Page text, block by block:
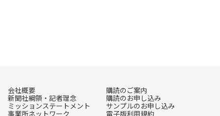
会社概要
新聞社綱領・記者理念
ミッションステートメント
事業所ネットワーク
購読のご案内
購読のお申し込み
サンプルのお申し込み
電子版利用規約